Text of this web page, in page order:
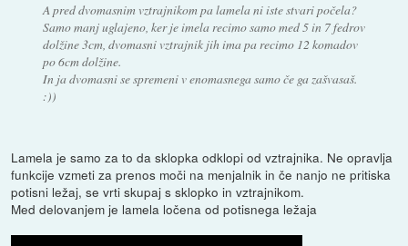
A pred dvomasnim vztrajnikom pa lamela ni iste stvari počela?
Samo manj uglajeno, ker je imela recimo samo med 5 in 7 fedrov
dolžine 3cm, dvomasni vztrajnik jih ima pa recimo 12 komadov
po 6cm dolžine.
In ja dvomasni se spremeni v enomasnega samo če ga zašvasaš.
:))
Lamela je samo za to da sklopka odklopi od vztrajnika. Ne opravlja
funkcije vzmeti za prenos moči na menjalnik in če nanjo ne pritiska
potisni ležaj, se vrti skupaj s sklopko in vztrajnikom.
Med delovanjem je lamela ločena od potisnega ležaja